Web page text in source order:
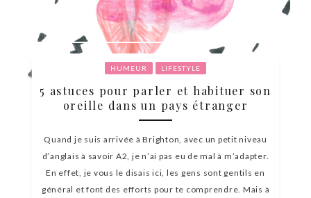
HUMEUR LIFESTYLE
5 astuces pour parler et habituer son
oreille dans un pays étranger
Quand je suis arrivée à Brighton, avec un petit niveau
d’anglais à savoir A2, je n’ai pas eu de mal à m’adapter.
En effet, je vous le disais ici, les gens sont gentils en
général et font des efforts pour te comprendre. Mais à